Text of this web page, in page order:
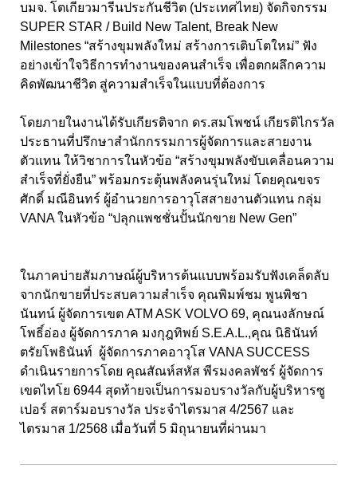
บมจ. โตเกียวมารีนประกันชีวิต (ประเทศไทย) จัดกิจกรรม
SUPER STAR / Build New Talent, Break New
Milestones “สร้างขุมพลังใหม่ สร้างการเติบโตใหม่” ฟัง
อย่างเข้าใจวิธีการทำงานของคนสำเร็จ เพื่อตกผลึกความ
คิดพัฒนาชีวิต สู่ความสำเร็จในแบบที่ต้องการ
โดยภายในงานได้รับเกียรติจาก ดร.สมโพชน์ เกียรติไกรวัล
ประธานที่ปรึกษาสำนักกรรมการผู้จัดการและสายงาน
ตัวแทน ให้วิชาการในหัวข้อ “สร้างขุมพลังขับเคลื่อนความ
สำเร็จที่ยั่งยืน” พร้อมกระตุ้นพลังคนรุ่นใหม่ โดยคุณขจร
ศักดิ์ มณีอินทร์ ผู้อำนวยการอาวุโสสายงานตัวแทน กลุ่ม
VANA ในหัวข้อ “ปลุกแพชชั่นปั้นนักขาย New Gen”
ในภาคบ่ายสัมภาษณ์ผู้บริหารต้นแบบพร้อมรับฟังเคล็ดลับ
จากนักขายที่ประสบความสำเร็จ คุณพิมพ์ชม พูนพิชา
นันทน์ ผู้จัดการเขต ATM ASK VOLVO 69, คุณนงลักษณ์
โพธิ์อ่อง ผู้จัดการภาค มงกุฎทิพย์ S.E.A.L.,คุณ นิธินันท์
ตรัยโพธินันท์ ผู้จัดการภาคอาวุโส VANA SUCCESS
ดำเนินรายการโดย คุณสัณห์สหัส พีรมงคลพัชร์ ผู้จัดการ
เขตไทโย 6944 สุดท้ายจเป็นการมอบรางวัลกับผู้บริหารซู
เปอร์ สตาร์มอบรางวัล ประจำไตรมาส 4/2567 และ
ไตรมาส 1/2568 เมื่อวันที่ 5 มิถุนายนที่ผ่านมา